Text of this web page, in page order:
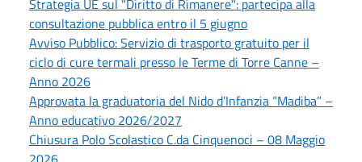
consultazione pubblica entro il 5 giugno
Avviso Pubblico: Servizio di trasporto gratuito per il
ciclo di cure termali presso le Terme di Torre Canne –
Anno 2026
Approvata la graduatoria del Nido d’Infanzia “Madiba” –
Anno educativo 2026/2027
Chiusura Polo Scolastico C.da Cinquenoci – 08 Maggio